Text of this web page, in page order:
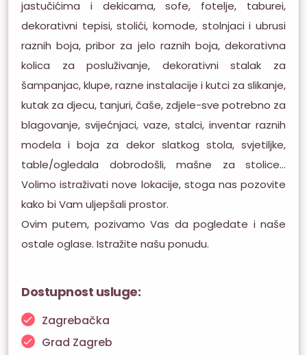
jastučićima i dekicama, sofe, fotelje, taburei,
dekorativni tepisi, stolići, komode, stolnjaci i ubrusi
raznih boja, pribor za jelo raznih boja, dekorativna
kolica za posluživanje, dekorativni stalak za
šampanjac, klupe, razne instalacije i kutci za slikanje,
kutak za djecu, tanjuri, čaše, zdjele-sve potrebno za
blagovanje, svijećnjaci, vaze, stalci, inventar raznih
modela i boja za dekor slatkog stola, svjetiljke,
table/ogledala dobrodošli, mašne za stolice…
Volimo istraživati nove lokacije, stoga nas pozovite
kako bi Vam uljepšali prostor.
Ovim putem, pozivamo Vas da pogledate i naše
ostale oglase. Istražite našu ponudu.
Dostupnost usluge:
Zagrebačka
Grad Zagreb